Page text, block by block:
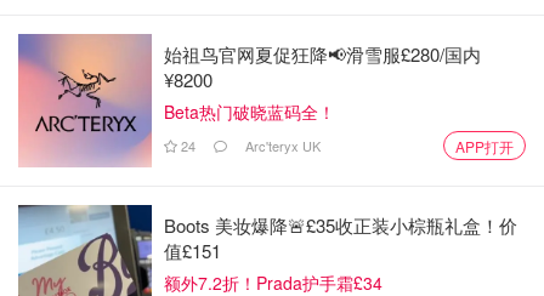
和2021说拜拜 宝藏美食推荐
始祖鸟官网夏促狂降📢滑雪服£280/国内
¥8200
Beta热门破晓蓝码全！
24 Arc'teryx UK APP打开
Boots 美妆爆降🚨£35收正装小棕瓶礼盒！价
值£151
额外7.2折！Prada护手霜£34